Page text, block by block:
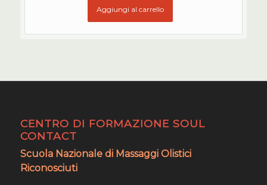
Aggiungi al carrello
CENTRO DI FORMAZIONE SOUL
CONTACT
Scuola Nazionale di Massaggi Olistici
Riconosciuti